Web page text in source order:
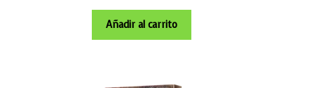
Añadir al carrito